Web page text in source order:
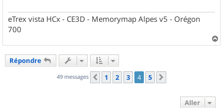
eTrex vista HCx - CE3D - Memorymap Alpes v5 - Orégon
700
a
Répondre
49 messages Précédent
1 2 3 4 5
Aller